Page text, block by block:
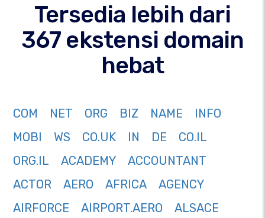
Tersedia lebih dari
367 ekstensi domain
hebat
COM NET ORG BIZ NAME
INFO
MOBI
WS CO.UK IN DE
CO.IL
ORG.IL
ACADEMY
ACCOUNTANT
ACTOR
AERO AFRICA
AGENCY
AIRFORCE
AIRPORT.AERO
ALSACE